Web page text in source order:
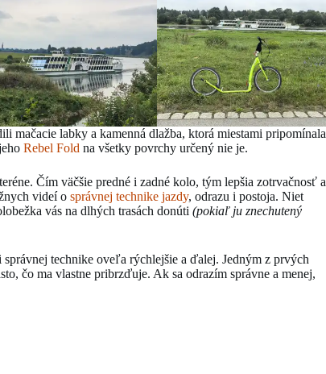
mačacie labky a kamenná dlažba, ktorá miestami pripomínala
Rebel Fold na všetky povrchy určený nie je.
Čím väčšie predné i zadné kolo, tým lepšia zotrvačnosť a
videí o správnej technike jazdy, odrazu i postoja. Niet
vás na dlhých trasách donúti (pokiaľ ju znechutený
technike oveľa rýchlejšie a ďalej. Jedným z prvých
čo ma vlastne pribrzďuje. Ak sa odrazím správne a menej,